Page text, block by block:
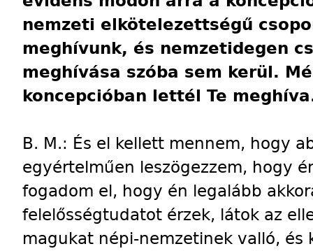
nemzeti elkötelezettségű
meghívunk, és nemzetidegen
meghívása szóba sem kerül.
koncepcióban lettél Te
B. M.: És el kellett mennem, hogy
egyértelműen leszögezzem, hogy
fogadom el, hogy én legalább
felelősségtudatot érzek, látok az
magukat népi-nemzetinek valló, és